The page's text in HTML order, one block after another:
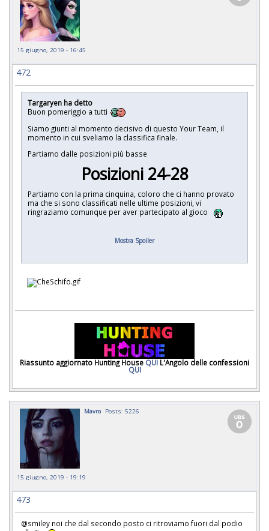
15 giugno, 2019 - 16:45
472
Targaryen ha detto
Buon pomeriggio a tutti
Siamo giunti al momento decisivo di questo Your Team, il
momento in cui sveliamo la classifica finale.
Partiamo dalle posizioni più basse
Posizioni 24-28
Partiamo con la prima cinquina, coloro che ci hanno provato
ma che si sono classificati nelle ultime posizioni, vi
ringraziamo comunque per aver partecipato al gioco
Mostra Spoiler
Riassunto aggiornato Hunting House QUI L'Angolo delle confessioni
QUI
Mavro Posts: 5226
15 giugno, 2019 - 19:19
473
@smiley noi che dal secondo posto ci ritroviamo fuori dal podio